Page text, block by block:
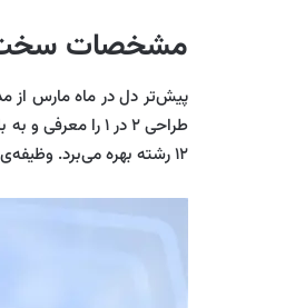
مشخصات
۱۲ رشته بهره می‌برد. وظیفه‌ی پردازش گرافیکی بر عهده‌ی چیپست Radeon 840M است که بر پایه‌ی معماری RDNA 3 طراحی شده است.